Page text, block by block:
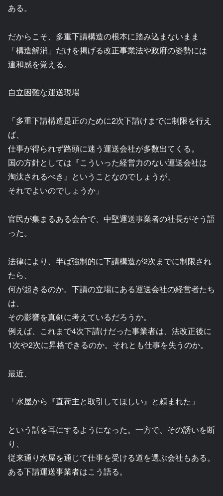
ある。
だからこそ、多重下請構造の根本に踏み込まないまま
「構造解消」だけを掲げる改正事業法や政府の姿勢には
違和感を覚える。
自立困難な運送現場
「多重下請構造是正のために2次下請けまでに制限を行え
ば、
仕事が得られず路頭に迷う運送会社が多数出てくる。
国の方針としては『こういった経営力のない運送会社は
淘汰されるべき』ということなのでしょうが、
それでよいのでしょうか」
官民が集まるある会合で、中堅運送事業者の社長がそう語
った。
法律により、半ば強制的に下請構造が2次までに制限され
たら、
何が起きるのか。下請の立場にある運送会社の経営者たち
は、
その影響を真剣に考えているだろうか。
例えば、これまで4次下請けだった事業者は、法改正後に
1次や2次に昇格できるのか。それとも仕事を失うのか。
最近、
「水屋から『直荷主と取引してほしい』と頼まれた」
という話を耳にするようになった。一方で、その誘いを断
り、
従来通り水屋を通じて仕事を受ける道を選ぶ会社もある。
ある下請運送事業者はこう語る。